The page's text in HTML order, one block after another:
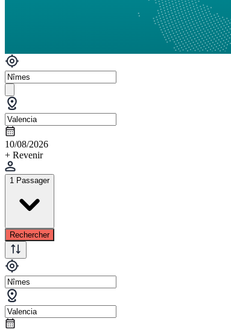
10/08/2026
+ Revenir
1 Passager
Rechercher